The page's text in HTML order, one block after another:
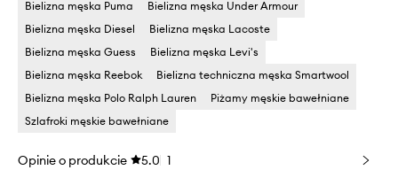
Bielizna męska Puma
Bielizna męska Under Armour
Bielizna męska Diesel
Bielizna męska Lacoste
Bielizna męska Guess
Bielizna męska Levi's
Bielizna męska Reebok
Bielizna techniczna męska Smartwool
Bielizna męska Polo Ralph Lauren
Piżamy męskie bawełniane
Szlafroki męskie bawełniane
Opinie o produkcie 5.0 1